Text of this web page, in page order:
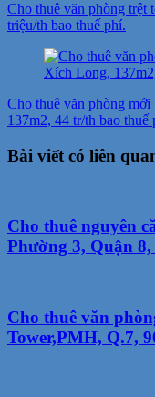
Cho thuê văn phòng
triệu/th bao thuế phí.
Cho thuê văn phòng
137m2, 44 tr/th bao thuế
Bài viết có liên
Cho thuê nguyên
Phường 3, Quận
Cho thuê văn
Tower,PMH, Q.7,